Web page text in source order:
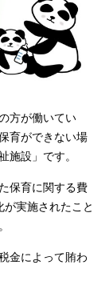
方が働いてい
育ができない場
施設」です。
保育に関する費
実施されたこと
金によって賄わ